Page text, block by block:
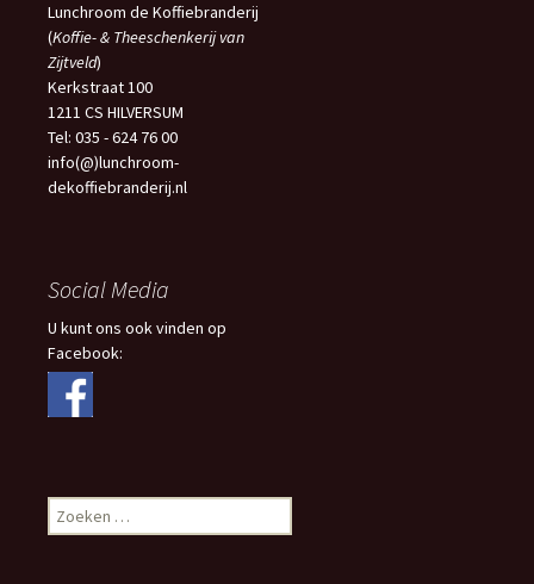
Lunchroom de Koffiebranderij
(Koffie- & Theeschenkerij van
Zijtveld)
Kerkstraat 100
1211 CS HILVERSUM
Tel: 035 - 624 76 00
info(@)lunchroom-
dekoffiebranderij.nl
Social Media
U kunt ons ook vinden op
Facebook:
Zoeken
naar: